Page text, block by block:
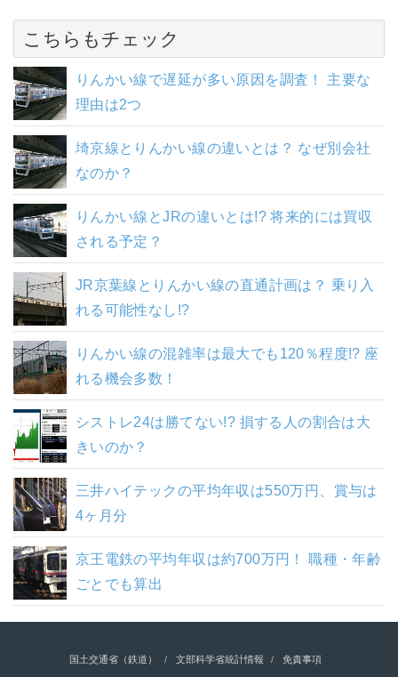
こちらもチェック
りんかい線で遅延が多い原因を調査！ 主要な
理由は2つ
埼京線とりんかい線の違いとは？ なぜ別会社
なのか？
りんかい線とJRの違いとは!? 将来的には買収
される予定？
JR京葉線とりんかい線の直通計画は？ 乗り入
れる可能性なし!?
りんかい線の混雑率は最大でも120％程度!? 座
れる機会多数！
シストレ24は勝てない!? 損する人の割合は大
きいのか？
三井ハイテックの平均年収は550万円、賞与は
4ヶ月分
京王電鉄の平均年収は約700万円！ 職種・年齢
ごとでも算出
国土交通省（鉄道） 文部科学省統計情報 免責事項